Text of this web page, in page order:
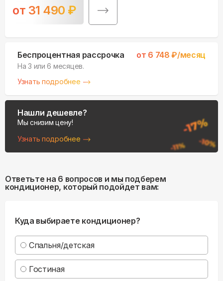
от 31 490 ₽
Беспроцентная рассрочка от 6 748 ₽/месяц
На 3 или 6 месяцев.
Узнать подробнее
Нашли дешевле?
Мы снизим цену!
Узнать подробнее
Ответьте на 6 вопросов и мы подберем
кондиционер, который подойдет вам:
Куда выбираете кондиционер?
Спальня/детская
Гостиная